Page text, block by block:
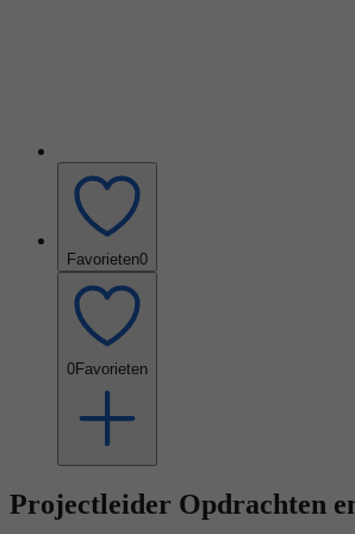
Favorieten0
0Favorieten
Projectleider Opdrachten